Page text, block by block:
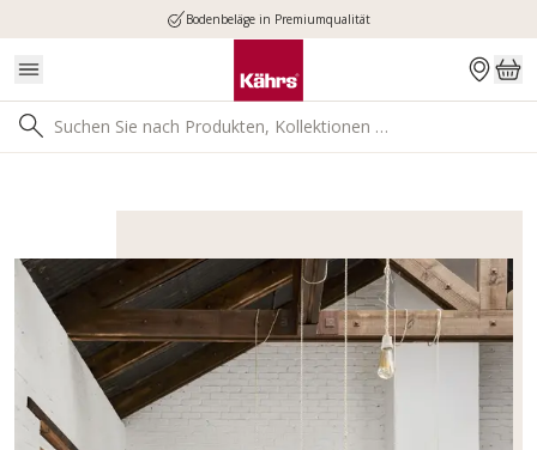
Bodenbeläge in Premiumqualität